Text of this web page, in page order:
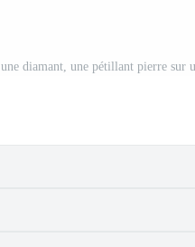
une diamant, une pétillant pierre sur